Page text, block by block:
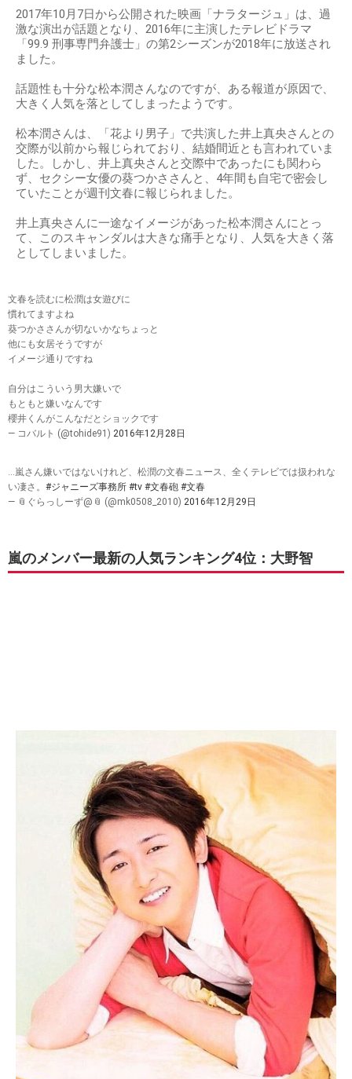
2017年10月7日から公開された映画「ナラタージュ」は、過
激な演出が話題となり、2016年に主演したテレビドラマ
「99.9 刑事専門弁護士」の第2シーズンが2018年に放送され
ました。
話題性も十分な松本潤さんなのですが、ある報道が原因で、
大きく人気を落としてしまったようです。
松本潤さんは、「花より男子」で共演した井上真央さんとの
交際が以前から報じられており、結婚間近とも言われていま
した。しかし、井上真央さんと交際中であったにも関わら
ず、セクシー女優の葵つかささんと、4年間も自宅で密会し
ていたことが週刊文春に報じられました。
井上真央さんに一途なイメージがあった松本潤さんにとっ
て、このスキャンダルは大きな痛手となり、人気を大きく落
としてしまいました。
文春を読むに松潤は女遊びに
慣れてますよね
葵つかささんが切ないかなちょっと
他にも女居そうですが
イメージ通りですね
自分はこういう男大嫌いで
もともと嫌いなんです
櫻井くんがこんなだとショックです
— コバルト (@tohide91) 2016年12月28日
…嵐さん嫌いではないけれど、松潤の文春ニュース、全くテレビでは扱われな
い凄さ。 #ジャニーズ事務所 #tv #文春砲 #文春
— 📎ぐらっしーず@📎 (@mk0508_2010) 2016年12月29日
嵐のメンバー最新の人気ランキング4位：大野智